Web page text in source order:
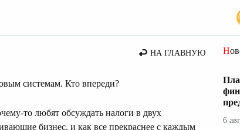
НА ГЛАВНУЮ
системам. Кто впереди?
то любят обсуждать налоги в двух
бизнес, и как все прекраснее с каждым
6